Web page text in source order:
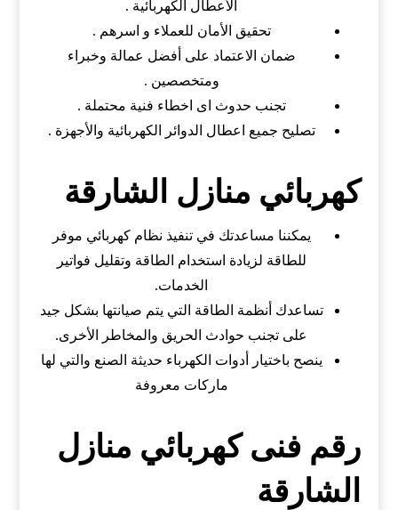
الأعطال الكهربائية .
تحقيق الأمان للعملاء و اسرهم .
ضمان الاعتماد على أفضل عمالة وخبراء
ومتخصصين .
تجنب حدوث اى اخطاء فنية محتملة .
تصليح جميع اعطال الدوائر الكهربائية والأجهزة .
كهربائي منازل الشارقة
يمكننا مساعدتك في تنفيذ نظام كهربائي موفر
للطاقة لزيادة استخدام الطاقة وتقليل فواتير
الخدمات.
تساعدك أنظمة الطاقة التي يتم صيانتها بشكل جيد
على تجنب حوادث الحريق والمخاطر الأخرى.
ينصح باختيار أدوات الكهرباء حديثة الصنع والتي لها
ماركات معروفة
‏رقم فنى كهربائي منازل
الشارقة